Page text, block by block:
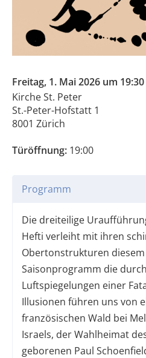
Freitag, 1. Mai 2026 um 19:30
Kirche St. Peter
St.-Peter-Hofstatt 1
8001 Zürich
Türöffnung: 19:00
Programm
Die dreiteilige
Hefti verleiht mit ihren
Obertonstrukturen
Saisonprogramm die
Luftspiegelungen einer
Illusionen führen uns von
französischen Wald bei
Israels, der Wahlheimat
geborenen Paul